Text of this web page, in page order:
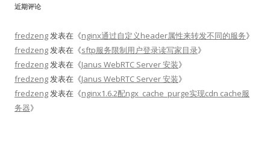
近期评论
fredzeng发表在《nginx通过自定义header属性来转发不同的服务》
fredzeng发表在《sftp服务限制用户登录读写家目录》
fredzeng发表在《Janus WebRTC Server 安装》
fredzeng发表在《Janus WebRTC Server 安装》
fredzeng发表在《nginx1.6.2配ngx_cache_purge实现cdn cache服
务器》